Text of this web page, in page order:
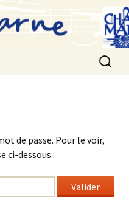
de passe. Pour le voir,
ci-dessous :